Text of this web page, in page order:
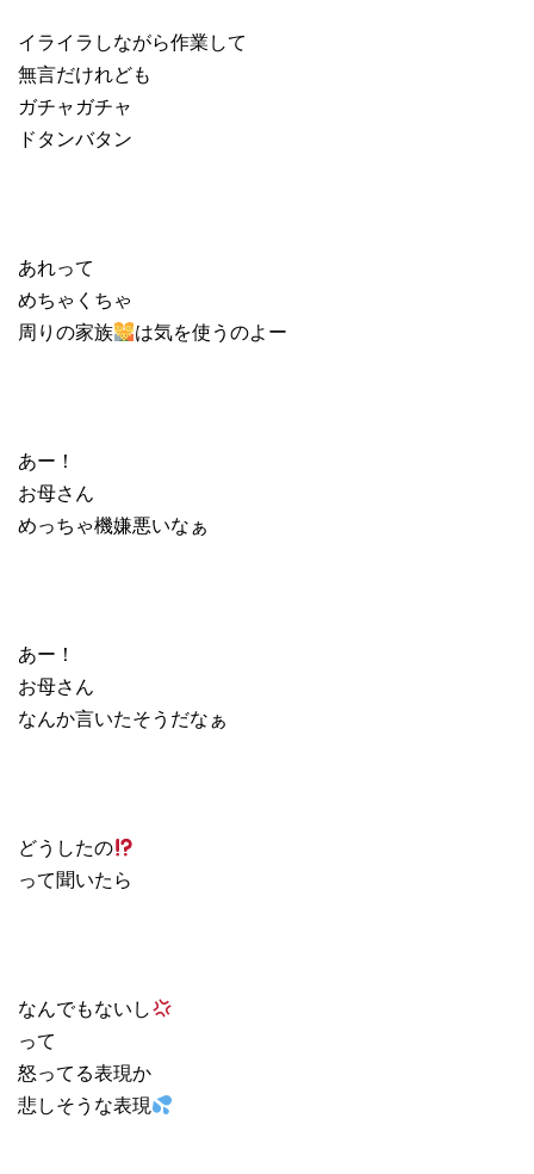
イライラしながら作業して
無言だけれども
ガチャガチャ
ドタンバタン
あれって
めちゃくちゃ
周りの家族
は気を使うのよー
あー！
お母さん
めっちゃ機嫌悪いなぁ
あー！
お母さん
なんか言いたそうだなぁ
どうしたの
って聞いたら
なんでもないし
って
怒ってる表現か
悲しそうな表現